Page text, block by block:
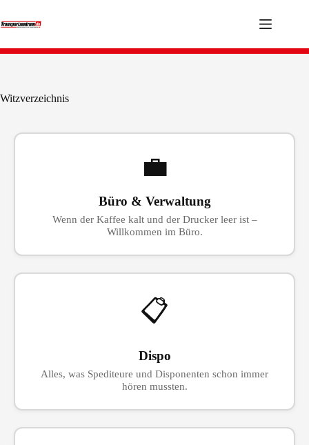
springen
Witzverzeichnis
💼
Büro & Verwaltung
Wenn der Kaffee kalt und der Drucker leer ist –
Willkommen im Büro.
📋
Dispo
Alles, was Spediteure und Disponenten schon immer
hören mussten.